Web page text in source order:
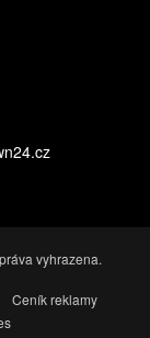
vyhrazena.
Ceník reklamy